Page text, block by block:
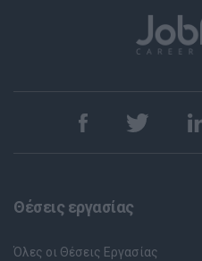
Θέσεις εργασίας
Όλες οι Θέσεις Εργασίας